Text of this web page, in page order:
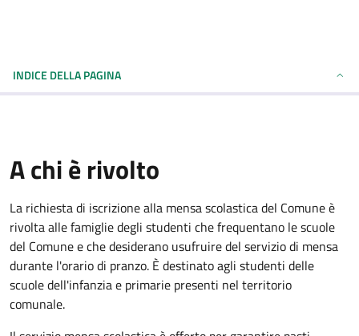
INDICE DELLA PAGINA
A chi è rivolto
La richiesta di iscrizione alla mensa scolastica del Comune è
rivolta alle famiglie degli studenti che frequentano le scuole
del Comune e che desiderano usufruire del servizio di mensa
durante l'orario di pranzo. È destinato agli studenti delle
scuole dell'infanzia e primarie presenti nel territorio
comunale.